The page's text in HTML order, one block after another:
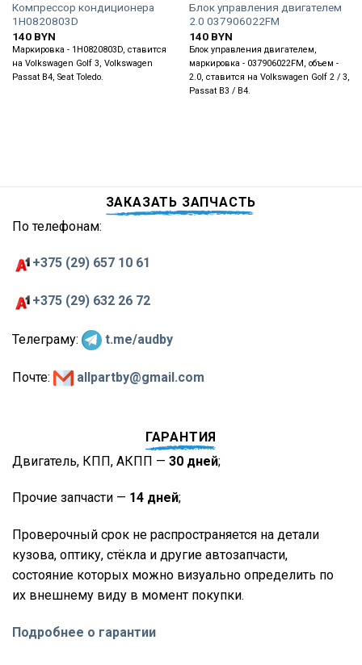
Компрессор кондиционера
1H0820803D
140 BYN
Маркировка - 1H0820803D, ставится
на Volkswagen Golf 3, Volkswagen
Passat B4, Seat Toledo.
Блок управления двигателем
2.0 037906022FM
140 BYN
Блок управления двигателем,
маркировка - 037906022FM, объем -
2.0, ставится на Volkswagen Golf 2 / 3,
Passat B3 / B4.
ЗАКАЗАТЬ ЗАПЧАСТЬ
По телефонам:
+375 (29) 657 10 61
+375 (29) 632 26 72
Телеграму: t.me/audby
Почте: allpartby@gmail.com
ГАРАНТИЯ
Двигатель, КПП, АКПП — 30 дней;
Прочие запчасти — 14 дней;
Проверочный срок не распространяется на детали
кузова, оптику, стёкла и другие автозапчасти,
состояние которых можно визуально определить по
их внешнему виду в момент покупки.
Подробнее о гарантии